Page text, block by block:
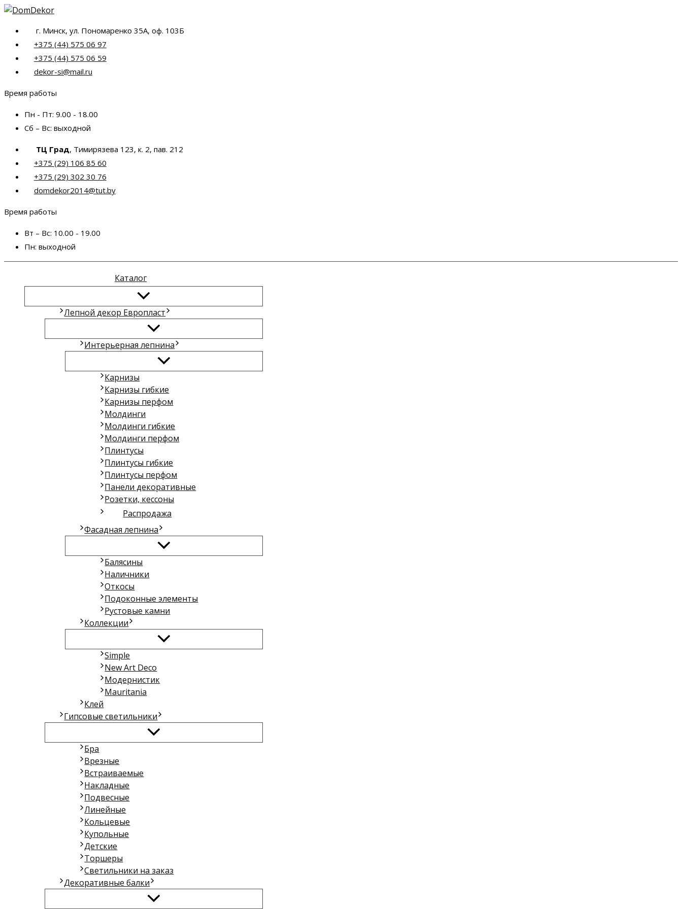
Перейти
содержимомуг. Минск, ул. Пономаренко 35А, оф. 103Б
+375 (44) 575 06 97
+375 (44) 575 06 59
dekor-si@mail.ru
Время работы
Пн - Пт: 9.00 - 18.00
Сб – Вс: выходной
ТЦ Град, Тимирязева 123, к. 2, пав. 212
+375 (29) 106 85 60
+375 (29) 302 30 76
domdekor2014@tut.by
Время работы
Вт – Вс: 10.00 - 19.00
Пн: выходной
Каталог
Лепной декор Европласт
Интерьерная лепнина
Карнизы
Карнизы гибкие
Карнизы перфом
Молдинги
Молдинги гибкие
Молдинги перфом
Плинтусы
Плинтусы гибкие
Плинтусы перфом
Панели декоративные
Розетки, кессоны
Распродажа
Фасадная лепнина
Балясины
Наличники
Откосы
Подоконные элементы
Рустовые камни
Коллекции
Simple
New Art Deco
Модернистик
Mauritania
Клей
Гипсовые светильники
Бра
Врезные
Встраиваемые
Накладные
Подвесные
Линейные
Кольцевые
Купольные
Детские
Торшеры
Светильники на заказ
Декоративные балки